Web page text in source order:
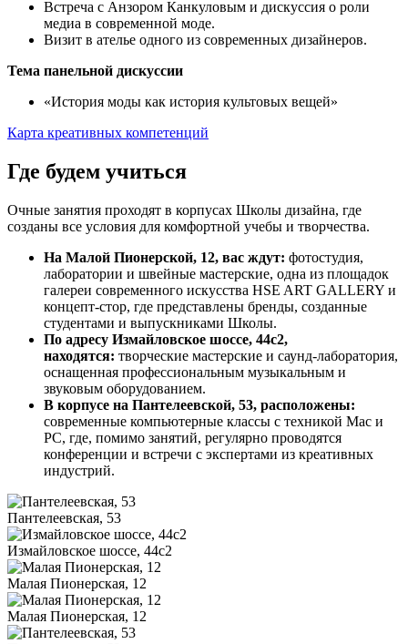
Встреча с Анзором Канкуловым и дискуссия о роли
медиа в современной моде.
Визит в ателье одного из современных дизайнеров.
Тема панельной дискуссии
«История моды как история культовых вещей»
Карта креативных компетенций
Где будем учиться
Очные занятия проходят в корпусах Школы дизайна, где
созданы все условия для комфортной учебы и творчества.
На Малой Пионерской, 12, вас ждут: фотостудия,
лаборатории и швейные мастерские, одна из площадок
галереи современного искусства HSE ART GALLERY и
концепт-стор, где представлены бренды, созданные
студентами и выпускниками Школы.
По адресу Измайловское шоссе, 44с2,
находятся: творческие мастерские и саунд-лаборатория,
оснащенная профессиональным музыкальным и
звуковым оборудованием.
В корпусе на Пантелеевской, 53, расположены:
современные компьютерные классы с техникой Mac и
PC, где, помимо занятий, регулярно проводятся
конференции и встречи с экспертами из креативных
индустрий.
Пантелеевская, 53
Измайловское шоссе, 44с2
Малая Пионерская, 12
Малая Пионерская, 12